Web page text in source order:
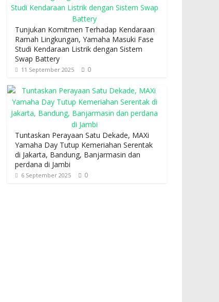
Tunjukan Komitmen Terhadap Kendaraan
Ramah Lingkungan, Yamaha Masuki Fase
Studi Kendaraan Listrik dengan Sistem
Swap Battery
11 September 2025 0
Tuntaskan Perayaan Satu Dekade, MAXi
Yamaha Day Tutup Kemeriahan Serentak
di Jakarta, Bandung, Banjarmasin dan
perdana di Jambi
6 September 2025 0